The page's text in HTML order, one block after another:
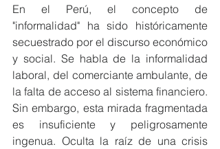
En el Perú, el concepto de
"informalidad" ha sido históricamente
secuestrado por el discurso económico
y social. Se habla de la informalidad
laboral, del comerciante ambulante, de
la falta de acceso al sistema financiero.
Sin embargo, esta mirada fragmentada
es insuficiente y peligrosamente
ingenua. Oculta la raíz de una crisis